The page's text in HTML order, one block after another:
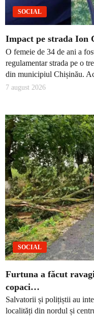
SOCIAL
Impact pe strada Ion
O femeie de 34 de ani a
regulamentar strada pe o
din municipiul Chișinău.
7 august 2026
SOCIAL
Furtuna a făcut
copaci…
Salvatorii și polițiștii au
localități din nordul și